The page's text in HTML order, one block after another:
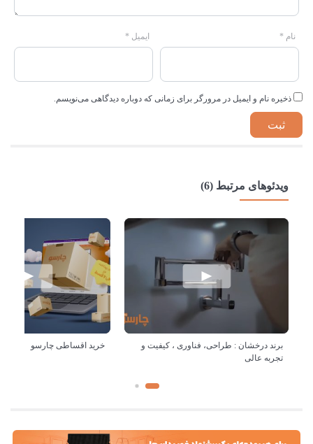
نام * ایمیل *
ذخیره نام و ایمیل در مرورگر برای زمانی که دوباره دیدگاهی می‌نویسم.
ویدئوهای مرتبط (6)
برند درخشان : طراحی، فناوری ، کیفیت و
تجربه عالی
خرید اقساطی چارسو